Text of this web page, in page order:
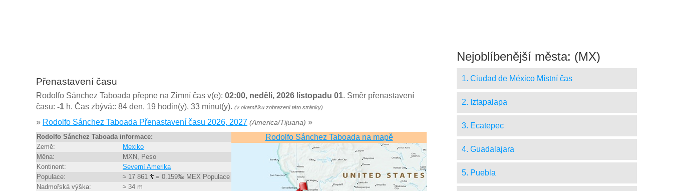
Přenastavení času
Rodolfo Sánchez Taboada přepne na Zimní čas v(e): 02:00, neděli, 2026 listopadu 01. Směr přenastavení
času: -1 h. Čas zbývá:: 84 den, 19 hodin(y), 33 minut(y). (v okamžiku zobrazení této stránky)
» Rodolfo Sánchez Taboada Přenastavení času 2026, 2027 (America/Tijuana) »
Rodolfo Sánchez Taboada informace:
Země:
Mexiko
Měna:
MXN, Peso
Kontinent:
Severní Amerika
Populace:
≈ 17 861
= 0.159‰ MEX Populace
Nadmořská výška:
≈ 34 m
Rodolfo Sánchez Taboada na mapě
Nejoblíbenější města: (MX)
1. Ciudad de México Místní čas
2. Iztapalapa
3. Ecatepec
4. Guadalajara
5. Puebla